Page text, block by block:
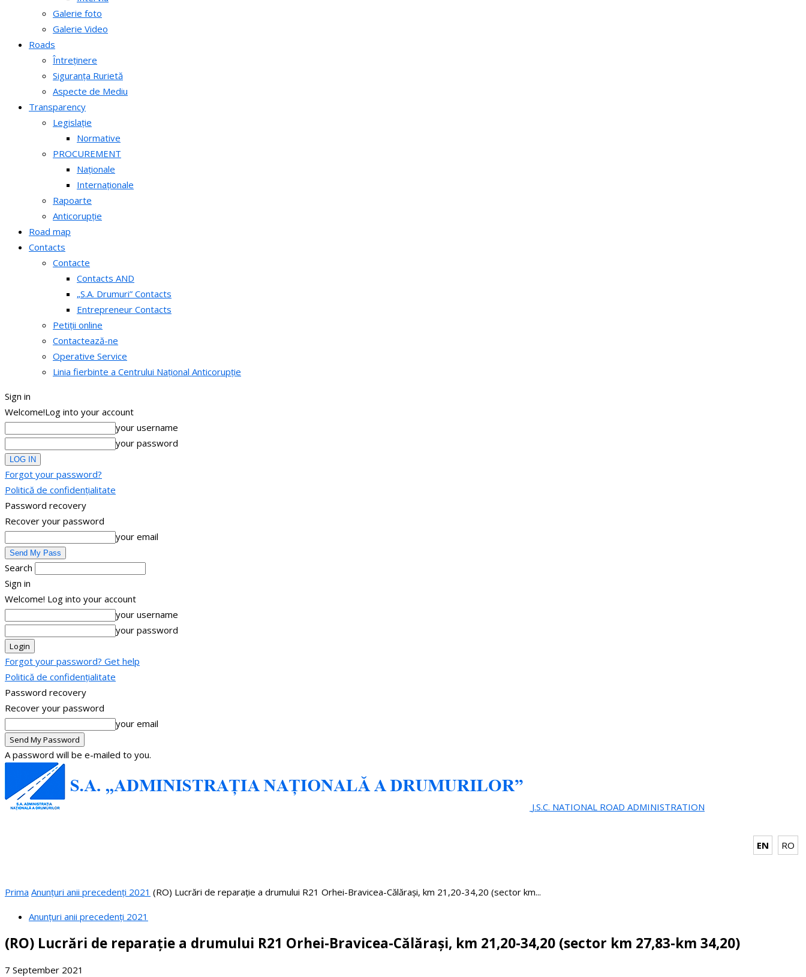
Galerie foto
Galerie Video
Roads
Întreținere
Siguranța Rurietă
Aspecte de Mediu
Transparency
Legislație
Normative
PROCUREMENT
Naționale
Internaționale
Rapoarte
Anticorupție
Road map
Contacts
Contacte
Contacts AND
„S.A. Drumuri” Contacts
Entrepreneur Contacts
Petiții online
Contactează-ne
Operative Service
Linia fierbinte a Centrului Național Anticorupție
Sign in
Welcome!Log into your account
your username
your password
Forgot your password?
Politică de confidențialitate
Password recovery
Recover your password
your email
Search
Sign in
Welcome! Log into your account
your username
your password
Forgot your password? Get help
Politică de confidențialitate
Password recovery
Recover your password
your email
A password will be e-mailed to you.
J.S.C. NATIONAL ROAD ADMINISTRATION
EN RO
Prima Anunțuri anii precedenți 2021 (RO) Lucrări de reparație a drumului R21 Orhei-Bravicea-Călărași, km 21,20-34,20 (sector km...
Anunțuri anii precedenți 2021
(RO) Lucrări de reparație a drumului R21 Orhei-Bravicea-Călărași, km 21,20-34,20 (sector km 27,83-km 34,20)
7 September 2021